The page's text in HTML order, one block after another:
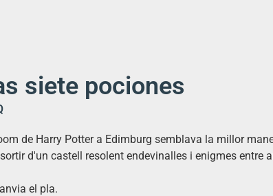
siete pociones
de Harry Potter a Edimburg semblava la millor
d'un castell resolent endevinalles i enigmes entre
el pla.